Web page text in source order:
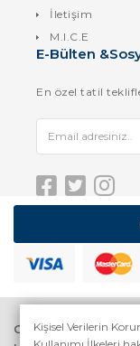
İletişim
M.I.C.E
E-Bülten
En özel tatil
GİZLİLİK
Kişisel Verilerin